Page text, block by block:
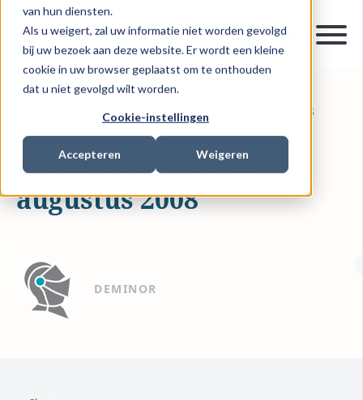
van hun diensten.
Als u weigert, zal uw informatie niet worden gevolgd
bij uw bezoek aan deze website. Er wordt een kleine
cookie in uw browser geplaatst om te onthouden
dat u niet gevolgd wilt worden.
Cookie-instellingen
Accepteren Weigeren
05 AUGUSTUS 2008 1 MIN READ NEWS
Fortis persbericht - 5
augustus 2008
DEMINOR